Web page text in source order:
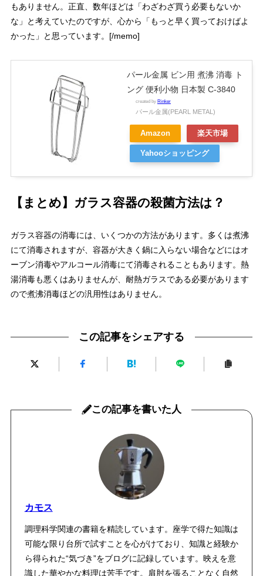
もありません。正直、数年ほどは「わざわざ買う必要もないか
な」と考えていたのですが、心から「もっと早く買っておけばよ
かった」と思っています。[/memo]
パール金属 ビン用 煮沸 消毒 ト
ング 便利小物 日本製 C-3840
created by Rinker
パール金属(PEARL METAL)
Amazon 楽天市場
Yahooショッピング
【まとめ】ガラス容器の殺菌方法は？
ガラス容器の消毒には、いくつかの方法があります。多くは煮沸
にて消毒されますが、容器が大きく鍋に入らない場合などにはオ
ーブン消毒やアルコール消毒にて消毒されることもあります。熱
湯消毒も悪くはありませんが、耐熱ガラスである必要があります
ので煮沸消毒ほどの汎用性はありません。
この記事をシェアする
この記事を書いた人
カモス
調理科学関連の書籍を精読しています。座学で得た知識は
可能な限り台所で試すことを心がけており、知識と経験か
ら得られた“気づき”をブログに記録しています。映えを意
識した華やかな料理は苦手です。肩肘を張ることなく自然